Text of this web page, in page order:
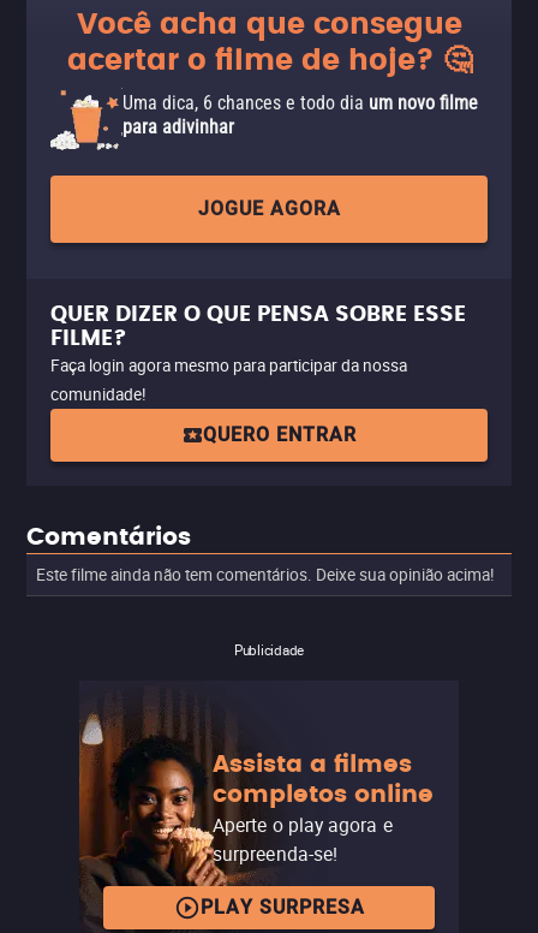
Você acha que consegue
acertar o filme de hoje? 🤔
Uma dica, 6 chances e todo dia um novo filme
para adivinhar
JOGUE AGORA
QUER DIZER O QUE PENSA SOBRE ESSE
FILME?
Faça login agora mesmo para participar da nossa
comunidade!
QUERO ENTRAR
Comentários
Este filme ainda não tem comentários. Deixe sua opinião acima!
Publicidade
Assista a filmes
completos online
Aperte o play agora e
surpreenda-se!
PLAY SURPRESA